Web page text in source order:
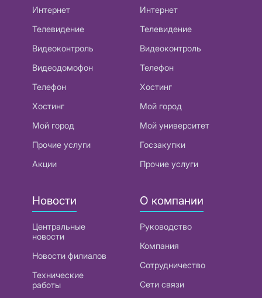
Интернет
Телевидение
Видеоконтроль
Видеодомофон
Телефон
Хостинг
Мой город
Прочие услуги
Акции
Интернет
Телевидение
Видеоконтроль
Телефон
Хостинг
Мой город
Мой университет
Госзакупки
Прочие услуги
Новости
Центральные
новости
Новости филиалов
Технические
работы
О компании
Руководство
Компания
Сотрудничество
Сети связи